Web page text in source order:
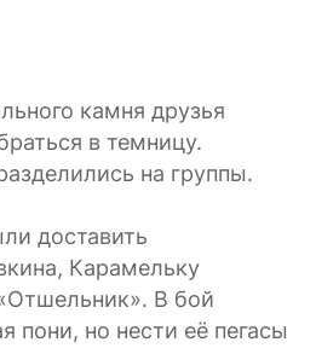
камня друзья
в темницу.
на группы.
доставить
Карамельку
В бой
пони, но нести её пегасы